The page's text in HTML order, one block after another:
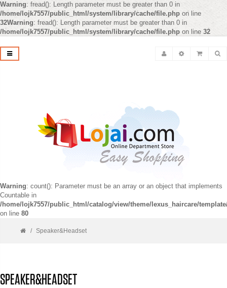
Warning: fread(): Length parameter must be greater than 0 in
/home/lojk7557/public_html/system/library/cache/file.php on line
32Warning: fread(): Length parameter must be greater than 0 in
/home/lojk7557/public_html/system/library/cache/file.php on line 32
Warning: count(): Parameter must be an array or an object that implements
Countable in
/home/lojk7557/public_html/catalog/view/theme/lexus_haircare/
on line 80
Speaker&Headset
SPEAKER&HEADSET